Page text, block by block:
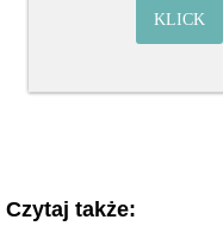
KLICK
Czytaj także: